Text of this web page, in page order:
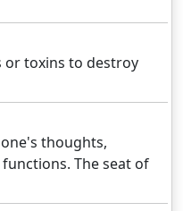
or toxins to destroy
thoughts,
The seat of